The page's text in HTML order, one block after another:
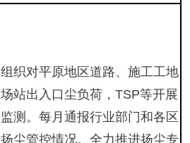
组织对平原地区道路、施工工地
场站出入口尘负荷，TSP等开展
监测。每月通报行业部门和各区
扬尘管控情况。全力推进扬尘专